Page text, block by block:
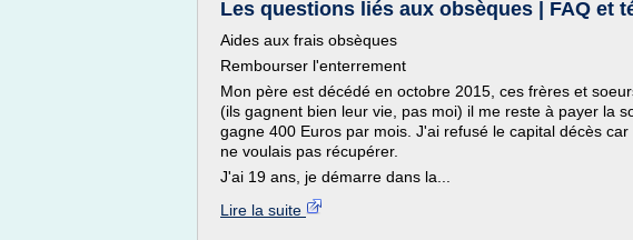
Les questions liés aux obsèques | FAQ et
Aides aux frais obsèques
Rembourser l'enterrement
Mon père est décédé en octobre 2015, ces frères et
(ils gagnent bien leur vie, pas moi) il me reste à payer la
gagne 400 Euros par mois. J'ai refusé le capital décès
ne voulais pas récupérer.
J'ai 19 ans, je démarre dans la...
Lire la suite